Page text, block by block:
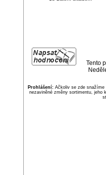
Tento
Prohlášení:Ačkoliv se zde snažíme
nezaviněné změny sortimentu, jeho